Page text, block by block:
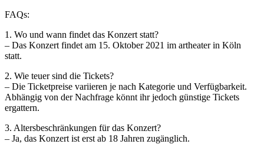
FAQs:
1. Wo und wann findet das Konzert statt?
– Das Konzert findet am 15. Oktober 2021 im artheater in Köln
statt.
2. Wie teuer sind die Tickets?
– Die Ticketpreise variieren je nach Kategorie und Verfügbarkeit.
Abhängig von der Nachfrage könnt ihr jedoch günstige Tickets
ergattern.
3. Altersbeschränkungen für das Konzert?
– Ja, das Konzert ist erst ab 18 Jahren zugänglich.